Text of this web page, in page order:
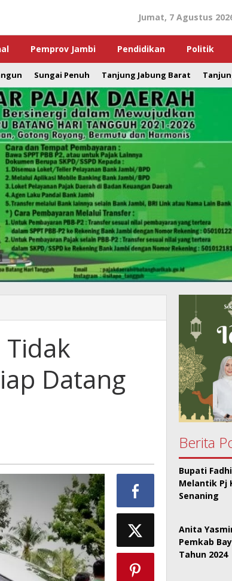
Jumat, 7 Agustus
Pemprov Jambi Pendidikan Politik
Sungai Penuh Tanjung Jabung Barat
Tidak
Datang
Berita
Bupati
Melantik Pj
Senaning
Anita
Pemkab
Tahun 2024